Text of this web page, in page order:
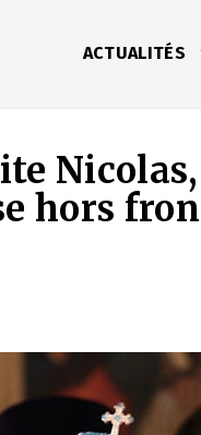
ACTUALITÉS
hors